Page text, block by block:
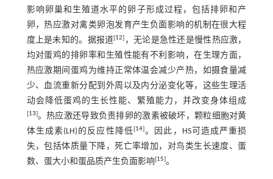
影响卵巢和生殖道水平的卵子形成过程，包括排卵和产
卵，热应激对禽类卵泡发育产生负面影响的机制在很大程
度上是未知的。据报道[12] ，无论是急性还是慢性热应激，
均对蛋鸡的排卵率和生殖性能有不利影响，在生理方面，
热应激期间蛋鸡为维持正常体温会减少产热，如摄食量减
少、血流重新分配到外周以及内分泌变化等，这些生理活
动会降低蛋鸡的生长性能、繁殖能力，并改变身体组成
[13]。热应激还导致负责排卵的激素被破坏，颗粒细胞对黄
体生成素(LH)的反应性降低[14]。因此，HS可造成严重损
失，包括体质量下降，死亡率增加，对鸟类生长速度、蛋
数、蛋大小和蛋品质产生负面影响 [15]。